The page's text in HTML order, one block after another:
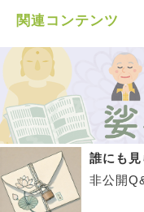
関連コンテンツ
誰にも
非公開